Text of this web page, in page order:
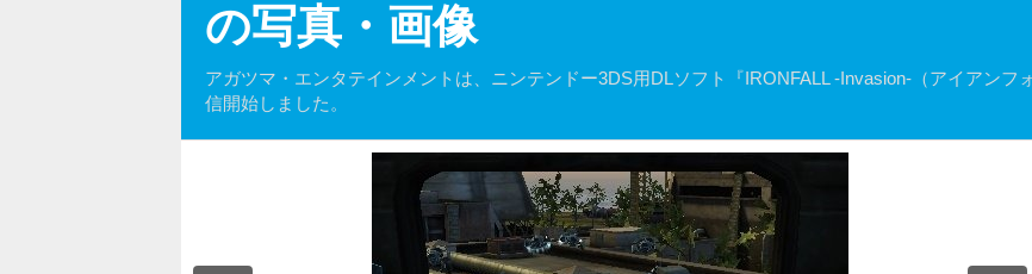
の写真・画像
アガツマ・エンタテインメントは、ニンテンドー3DS用DLソフト『IRONFALL -Invasion-（アイアンフ
信開始しました。